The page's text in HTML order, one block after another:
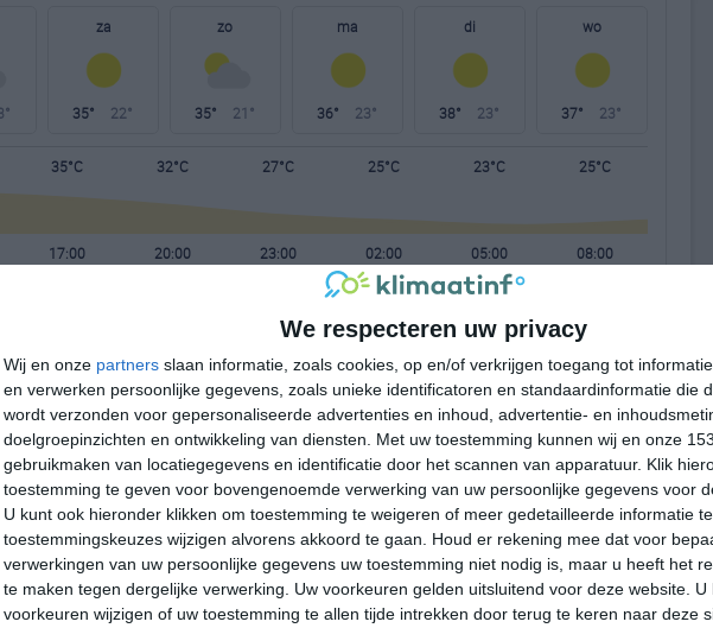
We respecteren uw privacy
Wij en onze partners slaan informatie, zoals cookies, op en/of verkrijgen toegang tot
en verwerken persoonlijke gegevens, zoals unieke identificatoren en standaardinformatie die
wordt verzonden voor gepersonaliseerde advertenties en inhoud, advertentie- en
doelgroepinzichten en ontwikkeling van diensten.
Met uw toestemming kunnen wij en onze
gebruikmaken van locatiegegevens en identificatie door het scannen van apparatuur. Klik
toestemming te geven voor bovengenoemde verwerking van uw persoonlijke gegevens voor
U kunt ook hieronder klikken om toestemming te weigeren of meer gedetailleerde informatie
toestemmingskeuzes wijzigen alvorens akkoord te gaan.
Houd er rekening mee dat voor
verwerkingen van uw persoonlijke gegevens uw toestemming niet nodig is, maar u heeft het
te maken tegen dergelijke verwerking. Uw voorkeuren gelden uitsluitend voor deze website. U
voorkeuren wijzigen of uw toestemming te allen tijde intrekken door terug te keren naar deze
za
35° 22°
zo
35° 21°
ma
36° 23°
di
38° 23°
wo
37° 23°
35°C 32°C 27°C 25°C 23°C 25°C
17:00 20:00 23:00 02:00 05:00 08:00
Z 1 ZZW 1 Z 1 ZZW 0
17:00 02:00